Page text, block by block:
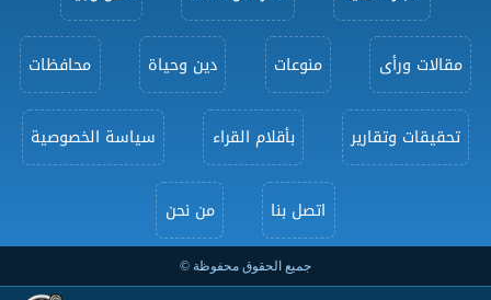
مقالات ورأى منوعات دين وحياة محافظات
تحقيقات وتقارير بأقلام القراء سياسة الخصوصية
اتصل بنا من نحن
جميع الحقوق محفوظة ©